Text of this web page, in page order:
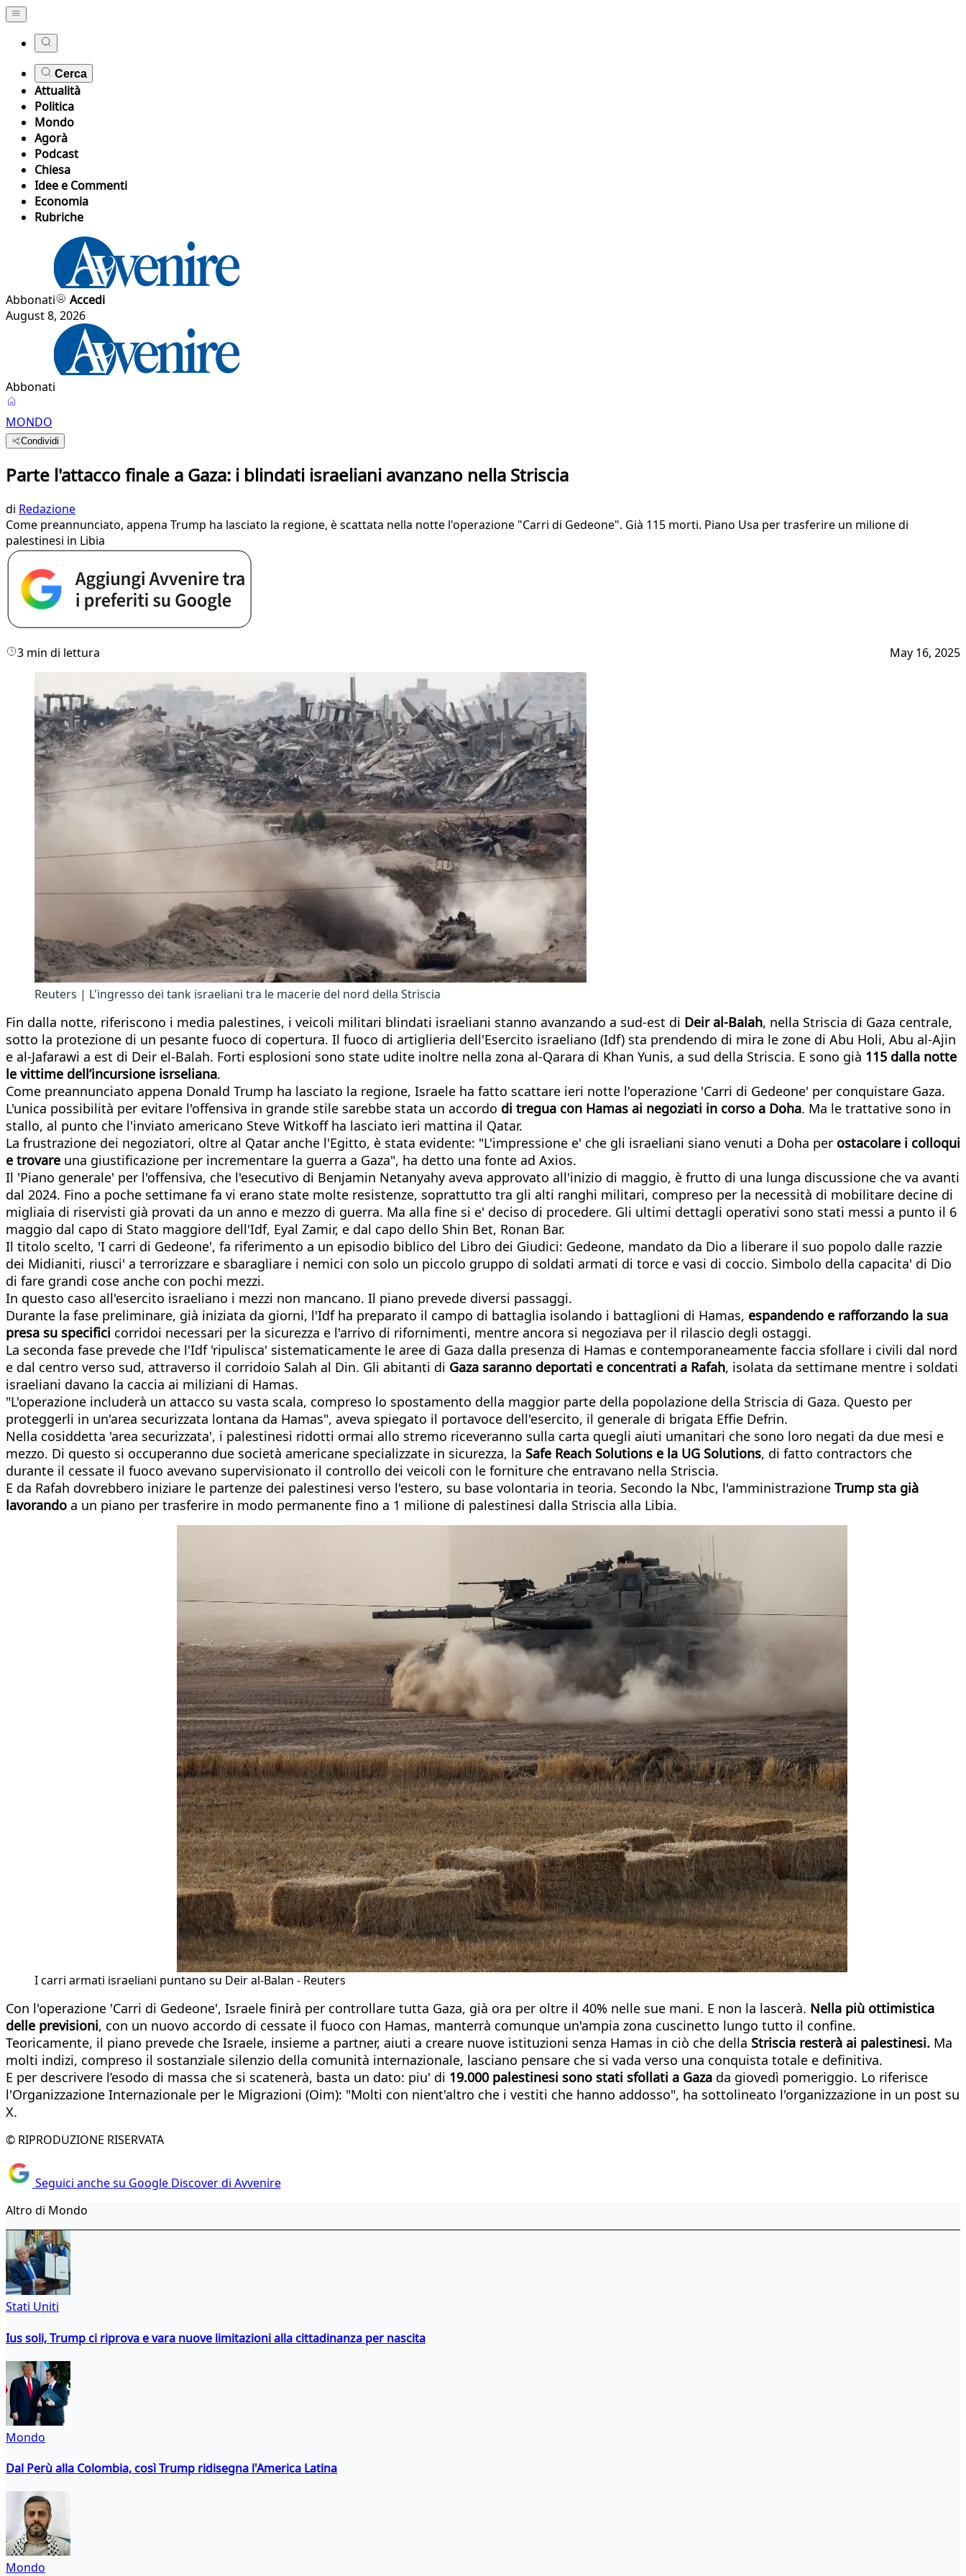
Cerca
Attualità
Politica
Mondo
Agorà
Podcast
Chiesa
Idee e Commenti
Economia
Rubriche
Abbonati
Accedi
August 8, 2026
Abbonati
MONDO
Condividi
Parte l'attacco finale a Gaza: i blindati israeliani avanzano nella Striscia
di Redazione
Come preannunciato, appena Trump ha lasciato la regione, è scattata nella notte l'operazione "Carri di Gedeone". Già 115 morti. Piano Usa per trasferire un milione di
palestinesi in Libia
3 min di lettura May 16, 2025
Reuters | L'ingresso dei tank israeliani tra le macerie del nord della Striscia
Fin dalla notte, riferiscono i media palestines, i veicoli militari blindati israeliani stanno avanzando a sud-est di Deir al-Balah, nella Striscia di Gaza centrale,
sotto la protezione di un pesante fuoco di copertura. Il fuoco di artiglieria dell'Esercito israeliano (Idf) sta prendendo di mira le zone di Abu Holi, Abu al-Ajin
e al-Jafarawi a est di Deir el-Balah. Forti esplosioni sono state udite inoltre nella zona al-Qarara di Khan Yunis, a sud della Striscia. E sono già 115 dalla notte
le vittime dell’incursione isrseliana.
Come preannunciato appena Donald Trump ha lasciato la regione, Israele ha fatto scattare ieri notte l'operazione 'Carri di Gedeone' per conquistare Gaza.
L'unica possibilità per evitare l'offensiva in grande stile sarebbe stata un accordo di tregua con Hamas ai negoziati in corso a Doha. Ma le trattative sono in
stallo, al punto che l'inviato americano Steve Witkoff ha lasciato ieri mattina il Qatar.
La frustrazione dei negoziatori, oltre al Qatar anche l'Egitto, è stata evidente: "L'impressione e' che gli israeliani siano venuti a Doha per ostacolare i colloqui
e trovare una giustificazione per incrementare la guerra a Gaza", ha detto una fonte ad Axios.
Il 'Piano generale' per l'offensiva, che l'esecutivo di Benjamin Netanyahy aveva approvato all'inizio di maggio, è frutto di una lunga discussione che va avanti
dal 2024. Fino a poche settimane fa vi erano state molte resistenze, soprattutto tra gli alti ranghi militari, compreso per la necessità di mobilitare decine di
migliaia di riservisti già provati da un anno e mezzo di guerra. Ma alla fine si e' deciso di procedere. Gli ultimi dettagli operativi sono stati messi a punto il 6
maggio dal capo di Stato maggiore dell'Idf, Eyal Zamir, e dal capo dello Shin Bet, Ronan Bar.
Il titolo scelto, 'I carri di Gedeone', fa riferimento a un episodio biblico del Libro dei Giudici: Gedeone, mandato da Dio a liberare il suo popolo dalle razzie
dei Midianiti, riusci' a terrorizzare e sbaragliare i nemici con solo un piccolo gruppo di soldati armati di torce e vasi di coccio. Simbolo della capacita' di Dio
di fare grandi cose anche con pochi mezzi.
In questo caso all'esercito israeliano i mezzi non mancano. Il piano prevede diversi passaggi.
Durante la fase preliminare, già iniziata da giorni, l'Idf ha preparato il campo di battaglia isolando i battaglioni di Hamas, espandendo e rafforzando la sua
presa su specifici corridoi necessari per la sicurezza e l'arrivo di rifornimenti, mentre ancora si negoziava per il rilascio degli ostaggi.
La seconda fase prevede che l'Idf 'ripulisca' sistematicamente le aree di Gaza dalla presenza di Hamas e contemporaneamente faccia sfollare i civili dal nord
e dal centro verso sud, attraverso il corridoio Salah al Din. Gli abitanti di Gaza saranno deportati e concentrati a Rafah, isolata da settimane mentre i soldati
israeliani davano la caccia ai miliziani di Hamas.
"L'operazione includerà un attacco su vasta scala, compreso lo spostamento della maggior parte della popolazione della Striscia di Gaza. Questo per
proteggerli in un'area securizzata lontana da Hamas", aveva spiegato il portavoce dell'esercito, il generale di brigata Effie Defrin.
Nella cosiddetta 'area securizzata', i palestinesi ridotti ormai allo stremo riceveranno sulla carta quegli aiuti umanitari che sono loro negati da due mesi e
mezzo. Di questo si occuperanno due società americane specializzate in sicurezza, la Safe Reach Solutions e la UG Solutions, di fatto contractors che
durante il cessate il fuoco avevano supervisionato il controllo dei veicoli con le forniture che entravano nella Striscia.
E da Rafah dovrebbero iniziare le partenze dei palestinesi verso l'estero, su base volontaria in teoria. Secondo la Nbc, l'amministrazione Trump sta già
lavorando a un piano per trasferire in modo permanente fino a 1 milione di palestinesi dalla Striscia alla Libia.
I carri armati israeliani puntano su Deir al-Balan - Reuters
Con l'operazione 'Carri di Gedeone', Israele finirà per controllare tutta Gaza, già ora per oltre il 40% nelle sue mani. E non la lascerà. Nella più ottimistica
delle previsioni, con un nuovo accordo di cessate il fuoco con Hamas, manterrà comunque un'ampia zona cuscinetto lungo tutto il confine.
Teoricamente, il piano prevede che Israele, insieme a partner, aiuti a creare nuove istituzioni senza Hamas in ciò che della Striscia resterà ai palestinesi. Ma
molti indizi, compreso il sostanziale silenzio della comunità internazionale, lasciano pensare che si vada verso una conquista totale e definitiva.
E per descrivere l’esodo di massa che si scatenerà, basta un dato: piu' di 19.000 palestinesi sono stati sfollati a Gaza da giovedì pomeriggio. Lo riferisce
l'Organizzazione Internazionale per le Migrazioni (Oim): "Molti con nient'altro che i vestiti che hanno addosso", ha sottolineato l'organizzazione in un post su
X.
© RIPRODUZIONE RISERVATA
Seguici anche su Google Discover di Avvenire
Altro di Mondo
Stati Uniti
Ius soli, Trump ci riprova e vara nuove limitazioni alla cittadinanza per nascita
Mondo
Dal Perù alla Colombia, così Trump ridisegna l'America Latina
Mondo